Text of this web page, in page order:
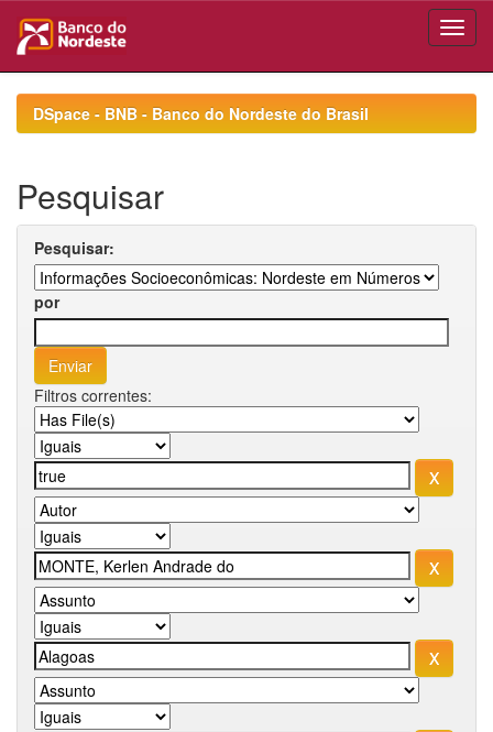
navigationDSpace - BNB - Banco do Nordeste do Brasil
Pesquisar
Pesquisar:
por
Filtros correntes: